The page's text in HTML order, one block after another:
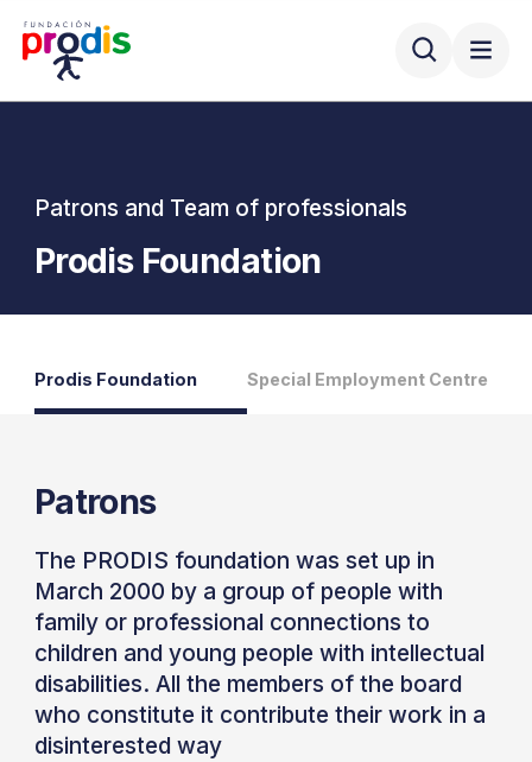
Patrons and Team of professionals
Prodis Foundation
Prodis Foundation Special Employment Centre
Patrons
The PRODIS foundation was set up in
March 2000 by a group of people with
family or professional connections to
children and young people with intellectual
disabilities. All the members of the board
who constitute it contribute their work in a
disinterested way